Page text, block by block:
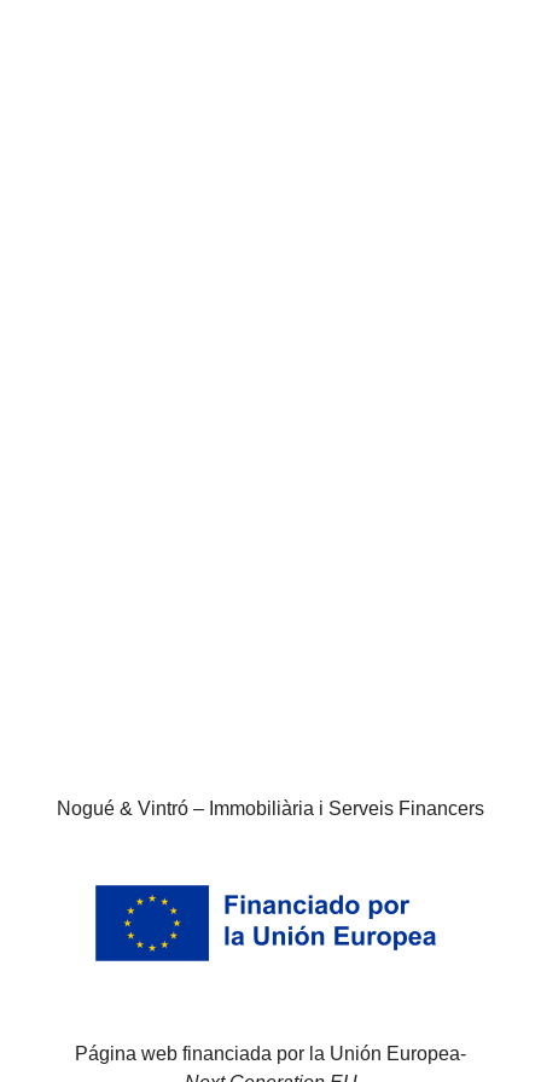
Nogué & Vintró – Immobiliària i Serveis Financers
Página web financiada por la Unión Europea-